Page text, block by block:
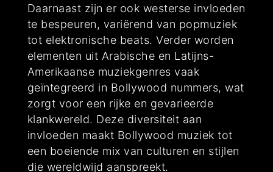
Daarnaast zijn er ook westerse invloeden
te bespeuren, variërend van popmuziek
tot elektronische beats. Verder worden
elementen uit Arabische en Latijns-
Amerikaanse muziekgenres vaak
geïntegreerd in Bollywood nummers, wat
zorgt voor een rijke en gevarieerde
klankwereld. Deze diversiteit aan
invloeden maakt Bollywood muziek tot
een boeiende mix van culturen en stijlen
die wereldwijd aanspreekt.